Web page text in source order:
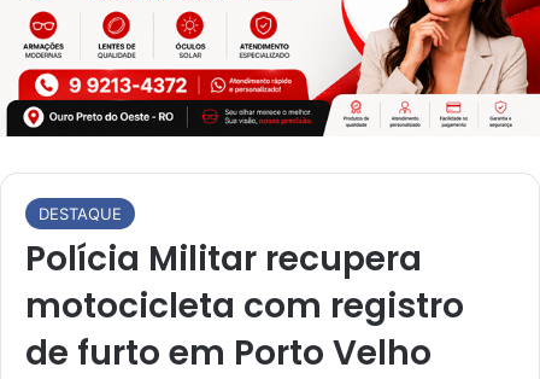
DESTAQUE
Polícia Militar recupera
motocicleta com registro
de furto em Porto Velho